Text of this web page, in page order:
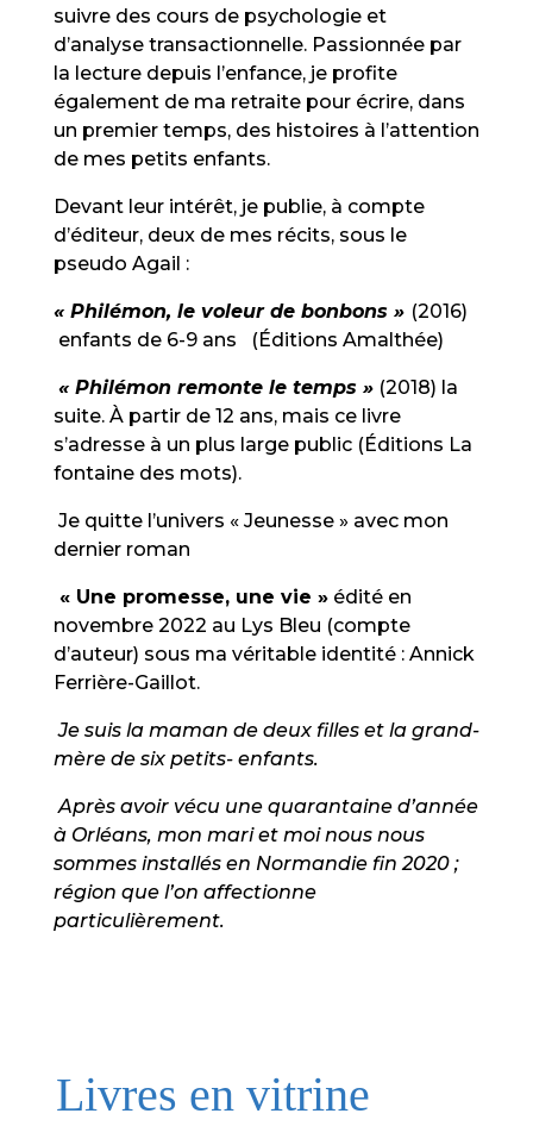
suivre des cours de psychologie et
d’analyse transactionnelle. Passionnée par
la lecture depuis l’enfance, je profite
également de ma retraite pour écrire, dans
un premier temps, des histoires à l’attention
de mes petits enfants.
Devant leur intérêt, je publie, à compte
d’éditeur, deux de mes récits, sous le
pseudo Agail :
« Philémon, le voleur de bonbons » (2016)
enfants de 6-9 ans (Éditions Amalthée)
« Philémon remonte le temps »(2018) la
suite. À partir de 12 ans, mais ce livre
s’adresse à un plus large public (Éditions La
fontaine des mots).
Je quitte l’univers « Jeunesse » avec mon
dernier roman
« Une promesse, une vie »édité en
novembre 2022 au Lys Bleu (compte
d’auteur) sous ma véritable identité : Annick
Ferrière-Gaillot.
Je suis la maman de deux filles et la grand-
mère de six petits- enfants.
Après avoir vécu une quarantaine d’année
à Orléans, mon mari et moi nous nous
sommes installés en Normandie fin 2020 ;
région que l’on affectionne
particulièrement.
Livres en vitrine